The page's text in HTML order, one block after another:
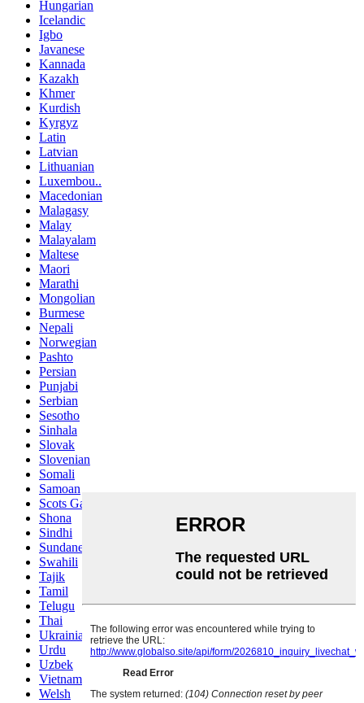
Hungarian
Icelandic
Igbo
Javanese
Kannada
Kazakh
Khmer
Kurdish
Kyrgyz
Latin
Latvian
Lithuanian
Luxembou..
Macedonian
Malagasy
Malay
Malayalam
Maltese
Maori
Marathi
Mongolian
Burmese
Nepali
Norwegian
Pashto
Persian
Punjabi
Serbian
Sesotho
Sinhala
Slovak
Slovenian
Somali
Samoan
Scots Gaelic
Shona
Sindhi
Sundanese
Swahili
Tajik
Tamil
Telugu
Thai
Ukrainian
Urdu
Uzbek
Vietnamese
Welsh